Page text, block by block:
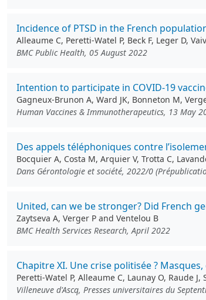
Incidence of PTSD in the French
Alleaume C, Peretti-Watel P, Beck F, Leger D,
BMC Public Health, 05 August 2022
Intention to participate in COVID-19
Gagneux-Brunon A, Ward JK, Bonneton M,
Human Vaccines & Immunotherapeutics, 13 May
Des appels téléphoniques contre
Bocquier A, Costa M, Arquier V, Trotta C,
Dans Gérontologie et société, 2022/0
United, can we be stronger? Did French
Zaytseva A, Verger P and Ventelou B
BMC Health Services Research, April 2022
Chapitre XI. Une crise politisée ?
Peretti-Watel P, Alleaume C, Launay O, Raude J,
Villeneuve d'Ascq, Presses universitaires du